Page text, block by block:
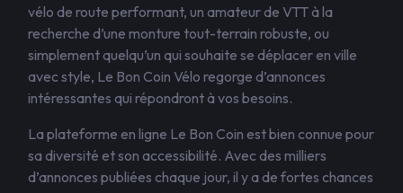
vélo de route performant, un amateur de VTT à la
recherche d’une monture tout-terrain robuste, ou
simplement quelqu’un qui souhaite se déplacer en ville
avec style, Le Bon Coin Vélo regorge d’annonces
intéressantes qui répondront à vos besoins.
La plateforme en ligne Le Bon Coin est bien connue pour
sa diversité et son accessibilité. Avec des milliers
d’annonces publiées chaque jour, il y a de fortes chances